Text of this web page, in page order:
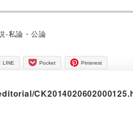
ー
-私論・公論
LINE Pocket Pinterest